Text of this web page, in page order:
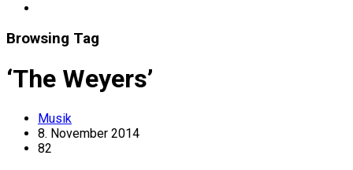
Browsing Tag
‘The Weyers’
Musik
8. November 2014
82